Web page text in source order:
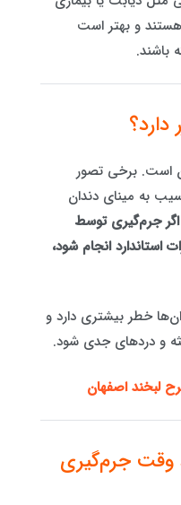
و بهتر است
باشند.
است. برخی تصور
به مینای دندان
اگر جرم‌گیری توسط
انجام شود،
خطر بیشتری دارد و
و دردهای جدی شود.
لبخند اصفهان
وقت جرم‌گیری